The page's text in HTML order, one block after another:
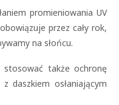
promieniowania UV
przez cały rok,
na słońcu.
także ochronę
daszkiem osłaniającym